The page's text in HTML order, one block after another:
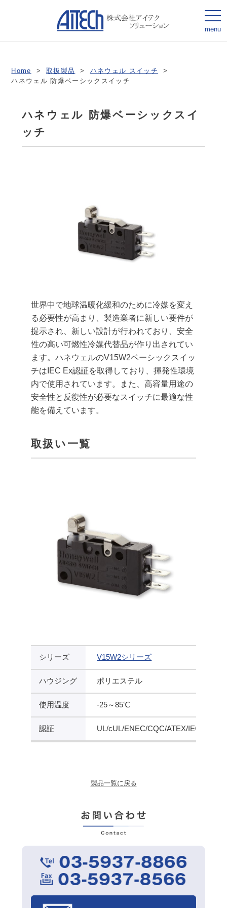
menu
Home > 取扱製品 > ハネウェル スイッチ
>
ハネウェル 防爆ベーシックスイッチ
ハネウェル 防爆ベーシックスイ
ッチ
世界中で地球温暖化緩和のために冷媒を変え
る必要性が高まり、製造業者に新しい要件が
提示され、新しい設計が行われており、安全
性の高い可燃性冷媒代替品が作り出されてい
ます。ハネウェルのV15W2ベーシックスイッ
チはIEC Ex認証を取得しており、揮発性環境
内で使用されています。また、高容量用途の
安全性と反復性が必要なスイッチに最適な性
能を備えています。
取扱い一覧
シリーズ V15W2シリーズ
ハウジング ポリエステル
使用温度 -25～85℃
認証 UL/cUL/ENEC/CQC/ATEX/IEC
製品一覧に戻る